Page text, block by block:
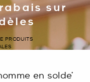
sur
PRODUITS
en solde’